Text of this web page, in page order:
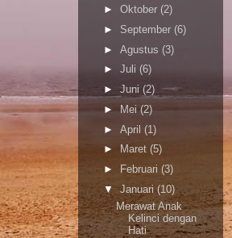
► Oktober (2)
► September (6)
► Agustus (3)
► Juli (6)
► Juni (2)
►
Mei (2)
► April (1)
►
Maret (5)
►
Februari (3)
▼Januari (10)
Merawat Anak
Kelinci dengan
Hati